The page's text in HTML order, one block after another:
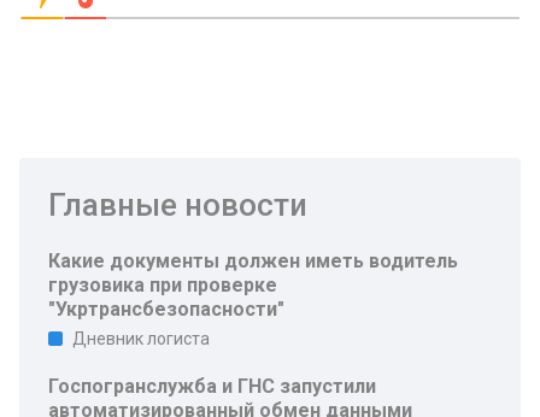
Главные новости
Какие документы должен иметь водитель
грузовика при проверке
"Укртрансбезопасности"
Дневник логиста
Госпогранслужба и ГНС запустили
автоматизированный обмен данными